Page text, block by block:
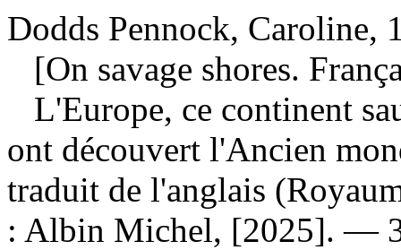
Dodds Pennock, Caroline,
[On savage shores.
L'Europe, ce continent
ont découvert l'Ancien
traduit de l'anglais
: Albin Michel, [2025]. —